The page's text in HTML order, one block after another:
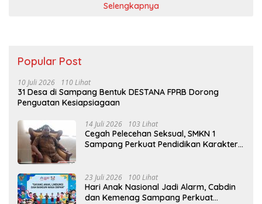
Selengkapnya
Popular Post
10 Juli 2026 110 Lihat
31 Desa di Sampang Bentuk DESTANA FPRB Dorong
Penguatan Kesiapsiagaan
14 Juli 2026 103 Lihat
Cegah Pelecehan Seksual, SMKN 1
Sampang Perkuat Pendidikan Karakter
23 Juli 2026 100 Lihat
Hari Anak Nasional Jadi Alarm, Cabdin
dan Kemenag Sampang Perkuat